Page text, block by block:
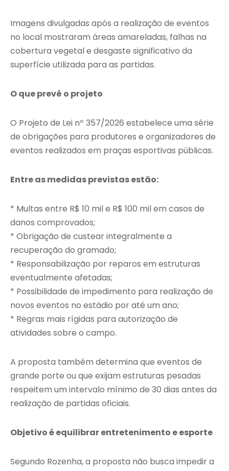
Imagens divulgadas após a realização de eventos
no local mostraram áreas amareladas, falhas na
cobertura vegetal e desgaste significativo da
superfície utilizada para as partidas.
O que prevê o projeto
O Projeto de Lei nº 357/2026 estabelece uma série
de obrigações para produtores e organizadores de
eventos realizados em praças esportivas públicas.
Entre as medidas previstas estão:
* Multas entre R$ 10 mil e R$ 100 mil em casos de
danos comprovados;
* Obrigação de custear integralmente a
recuperação do gramado;
* Responsabilização por reparos em estruturas
eventualmente afetadas;
* Possibilidade de impedimento para realização de
novos eventos no estádio por até um ano;
* Regras mais rígidas para autorização de
atividades sobre o campo.
A proposta também determina que eventos de
grande porte ou que exijam estruturas pesadas
respeitem um intervalo mínimo de 30 dias antes da
realização de partidas oficiais.
Objetivo é equilibrar entretenimento e esporte
Segundo Rozenha, a proposta não busca impedir a